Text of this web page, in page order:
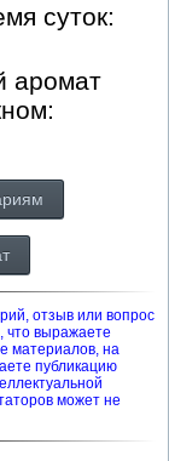
суток:
аромат
отзыв или вопрос
что выражаете
материалов, на
публикацию
может не